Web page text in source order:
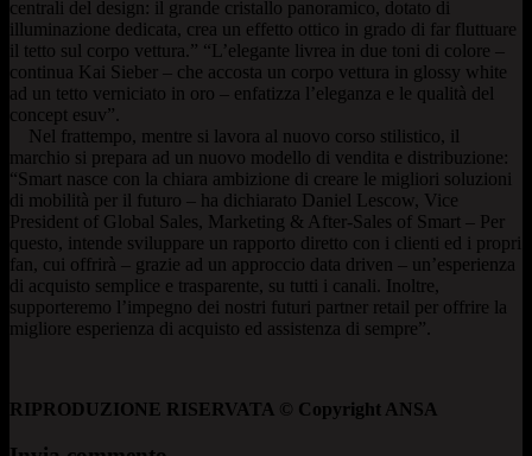
centrali del design: il grande cristallo panoramico, dotato di
illuminazione dedicata, crea un effetto ottico in grado di far fluttuare
il tetto sul corpo vettura.” “L’elegante livrea in due toni di colore –
continua Kai Sieber – che accosta un corpo vettura in glossy white
ad un tetto verniciato in oro – enfatizza l’eleganza e le qualità del
concept esuv”.
Nel frattempo, mentre si lavora al nuovo corso stilistico, il
marchio si prepara ad un nuovo modello di vendita e distribuzione:
“Smart nasce con la chiara ambizione di creare le migliori soluzioni
di mobilità per il futuro – ha dichiarato Daniel Lescow, Vice
President of Global Sales, Marketing & After-Sales of Smart – Per
questo, intende sviluppare un rapporto diretto con i clienti ed i propri
fan, cui offrirà – grazie ad un approccio data driven – un’esperienza
di acquisto semplice e trasparente, su tutti i canali. Inoltre,
supporteremo l’impegno dei nostri futuri partner retail per offrire la
migliore esperienza di acquisto ed assistenza di sempre”.
RIPRODUZIONE RISERVATA © Copyright ANSA